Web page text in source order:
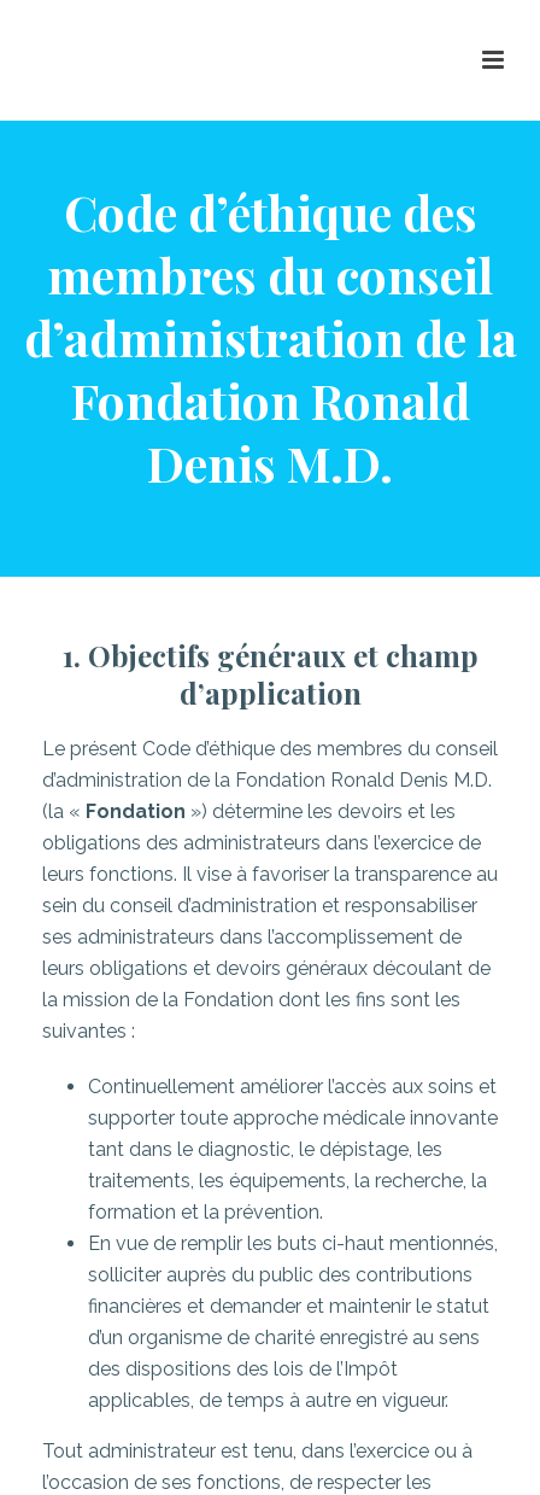
Code d’éthique des
membres du conseil
d’administration de la
Fondation Ronald
Denis M.D.
1. Objectifs généraux et champ
d’application
Le présent Code d’éthique des membres du conseil
d’administration de la Fondation Ronald Denis M.D.
(la « Fondation ») détermine les devoirs et les
obligations des administrateurs dans l’exercice de
leurs fonctions. Il vise à favoriser la transparence au
sein du conseil d’administration et responsabiliser
ses administrateurs dans l’accomplissement de
leurs obligations et devoirs généraux découlant de
la mission de la Fondation dont les fins sont les
suivantes :
Continuellement améliorer l’accès aux soins et
supporter toute approche médicale innovante
tant dans le diagnostic, le dépistage, les
traitements, les équipements, la recherche, la
formation et la prévention.
En vue de remplir les buts ci-haut mentionnés,
solliciter auprès du public des contributions
financières et demander et maintenir le statut
d’un organisme de charité enregistré au sens
des dispositions des lois de l’Impôt
applicables, de temps à autre en vigueur.
Tout administrateur est tenu, dans l’exercice ou à
l’occasion de ses fonctions, de respecter les